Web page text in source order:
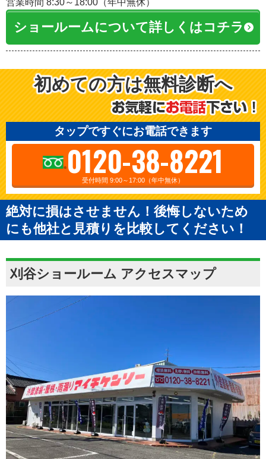
営業時間 8:30～18:00（年中無休）
ショールームについて詳しくはコチラ
初めての方は無料診断へ
タップですぐにお電話できます
0120-38-8221
受付時間 9:00～17:00（年中無休）
絶対に損はさせません！後悔しないため
にも他社と見積りを比較してください！
刈谷ショールーム アクセスマップ